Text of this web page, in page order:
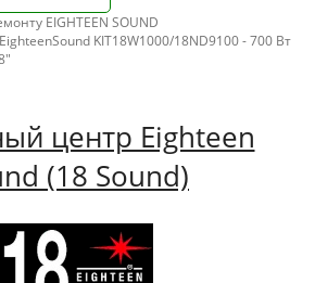
EIGHTEEN SOUND
KIT18W1000/18ND9100 - 700 Вт
центр Eighteen
(18 Sound)